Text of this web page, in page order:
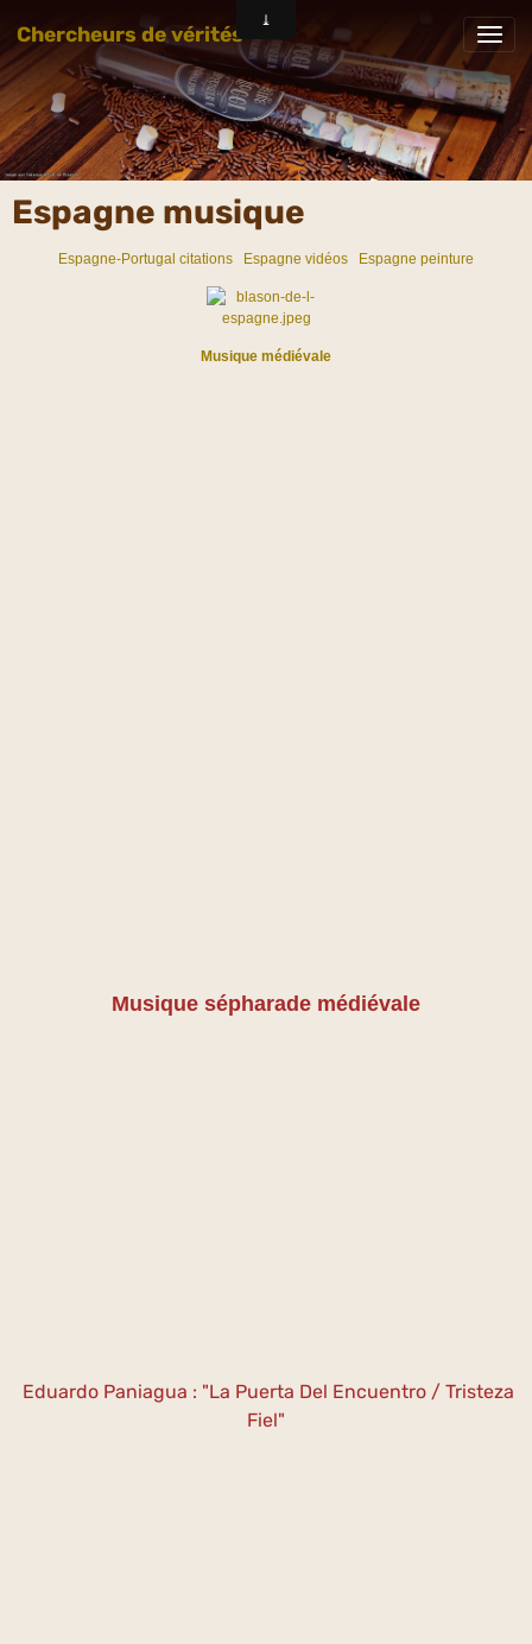
Chercheurs de vérités
Espagne musique
Espagne-Portugal citations Espagne vidéos Espagne peinture
Musique médiévale
Musique sépharade médiévale
Eduardo Paniagua : "La Puerta Del Encuentro / Tristeza
Fiel"